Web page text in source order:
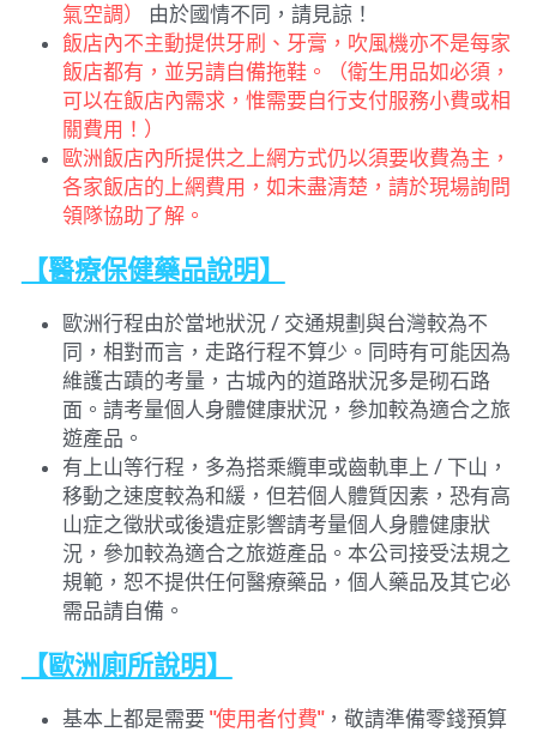
氣空調）
由於國情不同，請見諒！
飯店內不主動提供牙刷、牙膏，吹風機亦不是每家
飯店都有，並另請自備拖鞋。（衛生用品如必須，
可以在飯店內需求，惟需要自行支付服務小費或相
關費用！）
歐洲飯店內所提供之上網方式仍以須要收費為主，
各家飯店的上網費用，如未盡清楚，請於現場詢問
領隊協助了解。
【醫療保健藥品說明】
歐洲行程由於當地狀況 / 交通規劃與台灣較為不
同，相對而言，走路行程不算少。同時有可能因為
維護古蹟的考量，古城內的道路狀況多是砌石路
面。請考量個人身體健康狀況，參加較為適合之旅
遊產品。
有上山等行程，多為搭乘纜車或齒軌車上 / 下山，
移動之速度較為和緩，但若個人體質因素，恐有高
山症之徵狀或後遺症影響請考量個人身體健康狀
況，參加較為適合之旅遊產品。本公司接受法規之
規範，恕不提供任何醫療藥品，個人藥品及其它必
需品請自備。
【歐洲廁所說明】
基本上都是需要 "使用者付費"，敬請準備零錢預算